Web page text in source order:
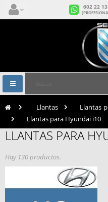
602 22
Navegación
Toggle
Llantas Llantas
Llantas para Hyundai i10
LLANTAS PARA
Hay 130 productos.